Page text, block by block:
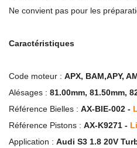
Ne convient pas pour les
Caractéristiques
Code moteur : APX, BAM,APY,
Alésages : 81.00mm, 81.50mm,
Référence Bielles : AX-BIE-002 -
Référence Pistons : AX-K9271 -
Application : Audi S3 1.8 20V